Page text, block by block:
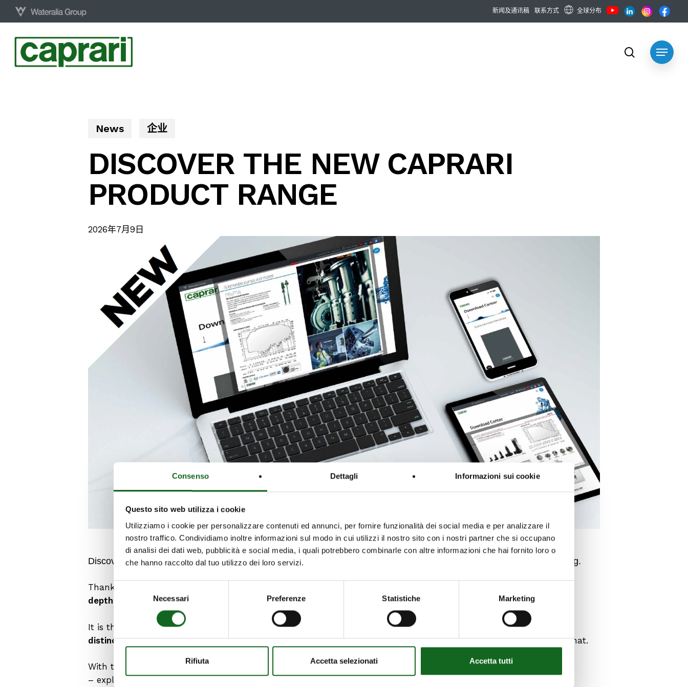
Consenso Dettagli Informazioni sui cookie
Questo sito web utilizza i cookie
Utilizziamo i cookie per personalizzare contenuti ed annunci, per fornire funzionalità dei social media e per analizzare il
nostro traffico. Condividiamo inoltre informazioni sul modo in cui utilizzi il nostro sito con i nostri partner che si occupano
di analisi dei dati web, pubblicità e social media, i quali potrebbero combinarle con altre informazioni che hai fornito loro o
che hanno raccolto dal tuo utilizzo dei loro servizi.
Selezione
Necessari Preferenze Statistiche Marketing
Rifiuta Accetta selezionati Accetta tutti
Skip
content
新闻及通讯稿 联系方式 全球分布
Menu
search
News 企业
DISCOVER THE NEW CAPRARI
PRODUCT RANGE
2026年7月9日
Discover our newProduct Range,the tool designed to help you easily and comprehensively navigate Caprari’s offering.
Thanks to a clear structure and rich technical content, the
depth, compare different options, and quickly identify the one best suited to your design
and application needs.
It is the ideal resource for making informed decisions, with all the information at your fingertips: technical data
distinctive features, and acomplete overview of the range, presented in a professional and easy-to-consult format.
With the Product Range, you always have a practical tool to:
– explore the entire